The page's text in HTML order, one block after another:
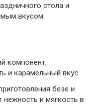
стола и
вкусом.
компонент,
и карамельный вкус.
безе и
и мягкость в